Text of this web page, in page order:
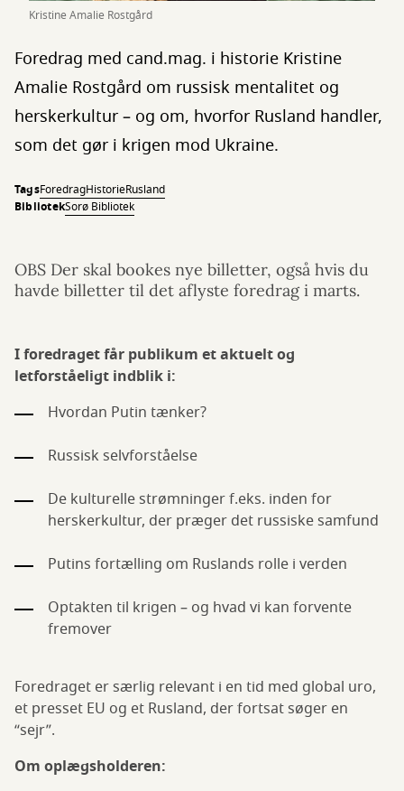
Kristine Amalie Rostgård
Foredrag med cand.mag. i historie Kristine
Amalie Rostgård om russisk mentalitet og
herskerkultur – og om, hvorfor Rusland handler,
som det gør i krigen mod Ukraine.
TagsForedragHistorieRusland
BibliotekSorø Bibliotek
OBS Der skal bookes nye billetter, også hvis du
havde billetter til det aflyste foredrag i marts.
I foredraget får publikum et aktuelt og
letforståeligt indblik i:
Hvordan Putin tænker?
Russisk selvforståelse
De kulturelle strømninger f.eks. inden for
herskerkultur, der præger det russiske samfund
Putins fortælling om Ruslands rolle i verden
Optakten til krigen – og hvad vi kan forvente
fremover
Foredraget er særlig relevant i en tid med global uro,
et presset EU og et Rusland, der fortsat søger en
“sejr”.
Om oplægsholderen: